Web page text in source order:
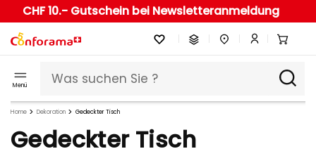
CHF 10.- Gutschein bei Newsletteranmeldung
Menü
Home Dekoration Gedeckter Tisch
Gedeckter Tisch